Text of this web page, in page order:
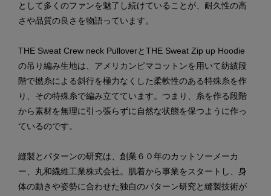
として多くのファンを魅了し続けていることが、耐久性の高
さや品質の良さを物語っています。
THE Sweat Crew neck PulloverとTHE Sweat Zip up Hoodie
の吊り編み生地は、アメリカンピマコットンを用いて紡績段
階で撚糸による斜行を極力なくした柔軟性のある特殊糸を作
り、その特殊糸で編み立てています。つまり、糸を作る段階
から素材を無理に引っ張らずに自然な状態を保つように作っ
ているのです。
縫製とパターンの研究は、創業６０年のカットソーメーカ
ー、丸和繊維工業株式会社。肌着から事業をスタートし、身
体の動きや姿勢に合わせた独自のパターン研究と縫製技術が